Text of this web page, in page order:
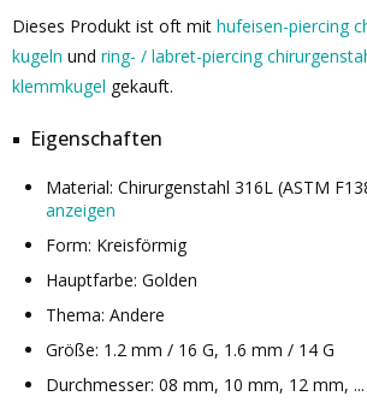
Dieses Produkt ist oft mit hufeisen-piercing
kugeln und ring- / labret-piercing
klemmkugel gekauft.
Eigenschaften
Material: Chirurgenstahl 316L (ASTM
anzeigen
Form: Kreisförmig
Hauptfarbe: Golden
Thema: Andere
Größe: 1.2 mm / 16 G, 1.6 mm / 14 G
Durchmesser: 08 mm, 10 mm, 12 mm, ...